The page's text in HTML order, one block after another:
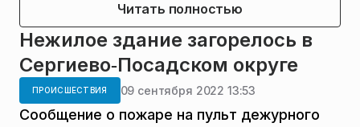
Читать полностью
Нежилое здание загорелось в
Сергиево‑Посадском округе
ПРОИСШЕСТВИЯ 09 сентября 2022 13:53
Сообщение о пожаре на пульт дежурного